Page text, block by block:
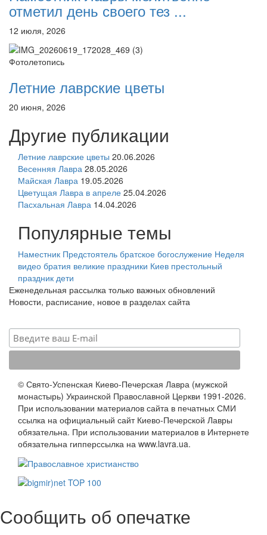
отметил день своего тез ...
12 июля, 2026
Фотолетопись
Летние лаврские цветы
20 июня, 2026
Другие публикации
Летние лаврские цветы 20.06.2026
Весенняя Лавра 28.05.2026
Майская Лавра 19.05.2026
Цветущая Лавра в апреле 25.04.2026
Пасхальная Лавра 14.04.2026
Популярные темы
Наместник Предстоятель братское богослужение Неделя
видео братия великие праздники Киев престольный
праздник дети
Еженедельная рассылка только важных обновлений
Новости, расписание, новое в разделах сайта
© Свято-Успенская Киево-Печерская Лавра (мужской
монастырь) Украинской Православной Церкви 1991-2026.
При использовании материалов сайта в печатных СМИ
ссылка на официальный сайт Киево-Печерской Лавры
обязательна. При использовании материалов в Интернете
обязательна гипперссылка на www.lavra.ua.
Сообщить об опечатке